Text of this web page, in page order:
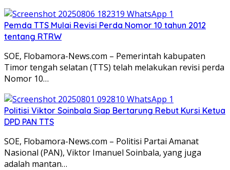
Pemda TTS Mulai Revisi Perda Nomor 10 tahun 2012
tentang RTRW
SOE, Flobamora-News.com – Pemerintah kabupaten
Timor tengah selatan (TTS) telah melakukan revisi perda
Nomor 10…
Politisi Viktor Soinbala Siap Bertarung Rebut Kursi Ketua
DPD PAN TTS
SOE, Flobamora-News.com – Politisi Partai Amanat
Nasional (PAN), Viktor Imanuel Soinbala, yang juga
adalah mantan…